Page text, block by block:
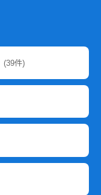
(39件)